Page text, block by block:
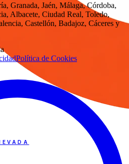
Granada, Jaén, Málaga, Córdoba,
Albacete, Ciudad Real, Toledo,
Castellón, Badajoz, Cáceres y
Política de Cookies